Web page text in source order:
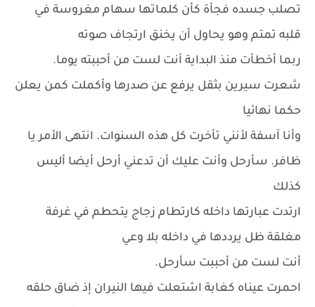
تصلب جسده فجأة كأن كلماتها سهام مغروسة في
قلبه تمتم وهو يحاول أن يخنق ارتجاف صوته
ربما أخطأت منذ البداية أنت لست من أحببته يوما.
شعرت سيرين بثقل يرفع عن صدرها وأكملت كمن يعلن
حكما نهائيا
وأنا آسفة لأنني تأخرت كل هذه السنوات. انتهى الأمر يا
ظافر. سأرحل وأنت عليك أن تدعني أرحل أيضا أليس
كذلك
ارتدت عبارتها داخله كارتطام زجاج يتحطم في غرفة
مغلقة ظل يرددها في داخله بلا وعي
أنت لست من أحببت سأرحل.
احمرت عيناه كغابة اشتعلت فيها النيران إذ ضاق حلقه